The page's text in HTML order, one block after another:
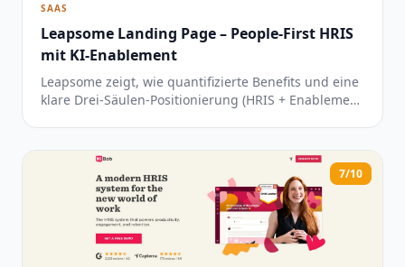
SAAS
Leapsome Landing Page – People-First HRIS
mit KI-Enablement
Leapsome zeigt, wie quantifizierte Benefits und eine
klare Drei-Säulen-Positionierung (HRIS + Enablement
7/10